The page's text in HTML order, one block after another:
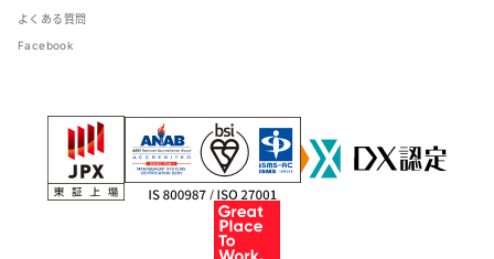
よくある質問
Facebook